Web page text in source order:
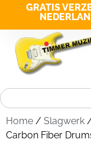
GRATIS
Home / Slagwerk
Carbon Fiber